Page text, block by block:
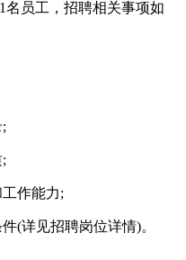
名员工，招聘相关事项如
作能力;
(详见招聘岗位详情)。